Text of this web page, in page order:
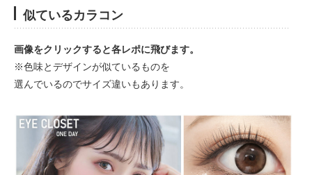
似ているカラコン
画像をクリックすると各レポに飛びます。
※色味とデザインが似ているものを
選んでいるのでサイズ違いもあります。